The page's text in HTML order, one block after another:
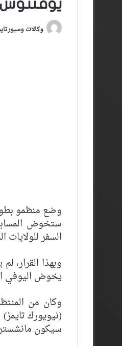
يوفنتوس
وكالات
وضع منظمو
ستخوض
السفر
وبهذا القرار،
يخوض اليوفي
(نيويورك
سيكون مانشستر